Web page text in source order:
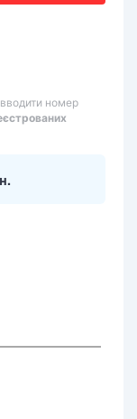
номер